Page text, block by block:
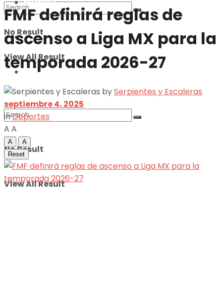
No Result
View All Result
ILUSTRACIONES
DEPORTES
No Result
View All Result
FMF definirá reglas de
ascenso a Liga MX para la
temporada 2026-27
bySerpientes y Escaleras
septiembre 4, 2025
inDeportes
A A
A
A
Reset